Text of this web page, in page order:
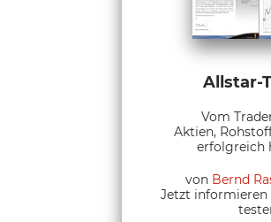
Allstar-
Vom
Aktien,
erfolgreich
von Bernd
Jetzt informieren